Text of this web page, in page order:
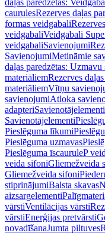
daļas paredzētas:
caurulesRezerves daļas
formas veidgabali
veidgabaliVeidgabali
veidgabaliSavienojumi
SavienojumiMetināmie
daļas paredzētas:
materiāliemRezerves
materiāliemVītņu
savienojumiAtloka
adapteriSavienotājelementi
Savienotājelementi
Pieslēguma līkumi
Pieslēguma uzmavas
Pieslēguma īscauruleP
veida sifoniGliemežveida
Gliemežveida sifoni
stiprinājumiBalsta skavas
aizsargelementi
vārstiVentilācijas vārsti
vārstiEnerģijas pretvārsti
novadīšanaJumta piltuves